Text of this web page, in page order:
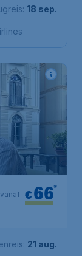
18 sep.
€66*
vanaf
21 aug.